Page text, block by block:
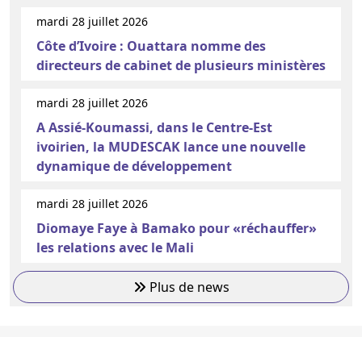
mardi 28 juillet 2026
Côte d’Ivoire : Ouattara nomme des
directeurs de cabinet de plusieurs ministères
mardi 28 juillet 2026
A Assié-Koumassi, dans le Centre-Est
ivoirien, la MUDESCAK lance une nouvelle
dynamique de développement
mardi 28 juillet 2026
Diomaye Faye à Bamako pour «réchauffer»
les relations avec le Mali
Plus de news